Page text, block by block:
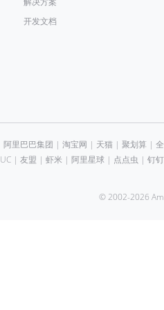
开发文档
阿里巴巴集团 | 淘宝网 | 天猫| 聚划算 |
UC| 友盟 | 虾米 | 阿里星球| 点点虫 | 钉钉
© 2002-2026